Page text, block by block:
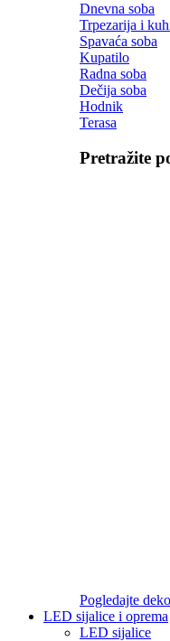
Dnevna soba
Trpezarija i
Spavaća soba
Kupatilo
Radna soba
Dečija soba
Hodnik
Terasa
Pretražite
Pogledajte
LED sijalice i oprema
LED sijalice